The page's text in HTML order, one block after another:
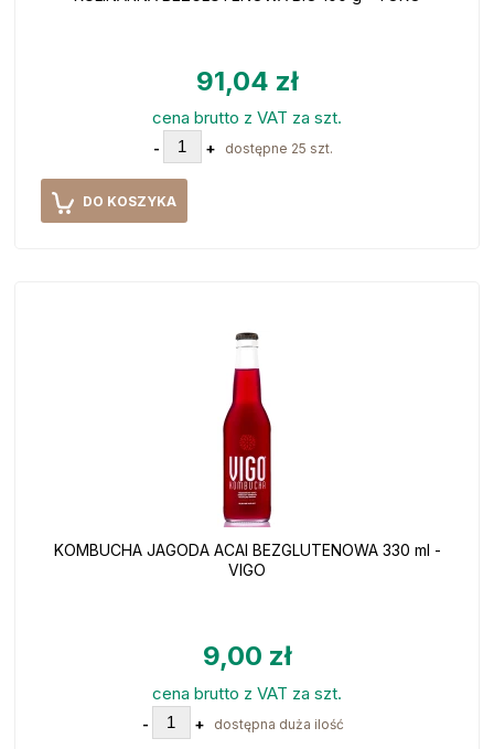
91,04 zł
cena brutto z VAT za szt.
- + dostępne 25 szt.
DO KOSZYKA
KOMBUCHA JAGODA ACAI BEZGLUTENOWA 330 ml -
VIGO
9,00 zł
cena brutto z VAT za szt.
- + dostępna duża ilość